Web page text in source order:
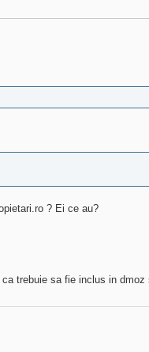
? Ei ce au?
trebuie sa fie inclus in